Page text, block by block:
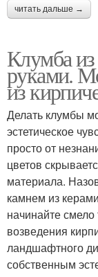
читать дальше →
Клумба
руками.
из
Делать клумбы
эстетическое
просто от
цветов
материала.
камнем из
начинайте
возведения
ландшафтного
собственным